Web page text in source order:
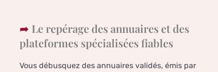
Le repérage des annuaires et des
plateformes spécialisées fiables
Vous débusquez des annuaires validés, émis par